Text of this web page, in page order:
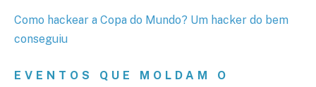
Como hackear a Copa do Mundo? Um hacker do bem
conseguiu
EVENTOS QUE MOLDAM O